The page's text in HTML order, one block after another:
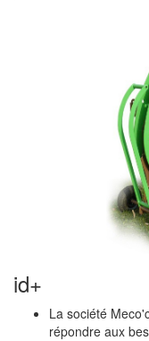
id+
La société
répondre aux